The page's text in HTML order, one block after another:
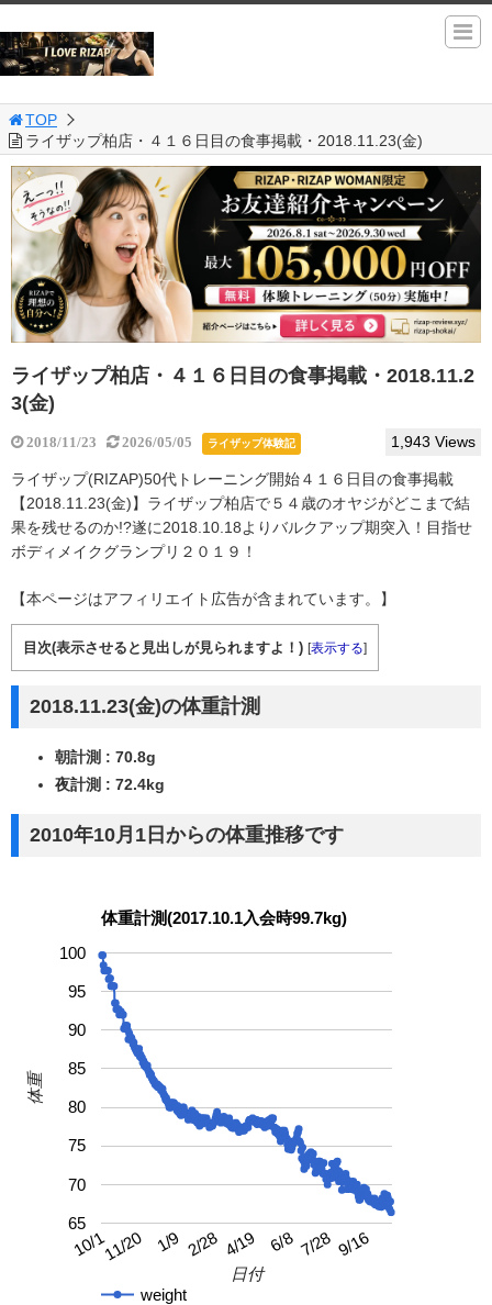
TOP
ライザップ柏店・４１６日目の食事掲載・2018.11.23(金)
ライザップ柏店・４１６日目の食事掲載・2018.11.2
3(金)
2018/11/23 2026/05/05 ライザップ体験記 1,943 Views
ライザップ(RIZAP)50代トレーニング開始４１６日目の食事掲載
【2018.11.23(金)】ライザップ柏店で５４歳のオヤジがどこまで結
果を残せるのか!?遂に2018.10.18よりバルクアップ期突入！目指せ
ボディメイクグランプリ２０１９！
【本ページはアフィリエイト広告が含まれています。】
目次(表示させると見出しが見られますよ！) [表示する]
2018.11.23(金)の体重計測
朝計測 : 70.8g
夜計測 : 72.4kg
2010年10月1日からの体重推移です
体重計測(2017.10.1入会時99.7kg)
weight
10/111/20 1/9 2/28 4/19 6/8 7/28 9/16
65
70
75
80
85
90
95
100
日付
体重